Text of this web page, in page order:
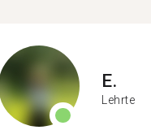
E.
Lehrte